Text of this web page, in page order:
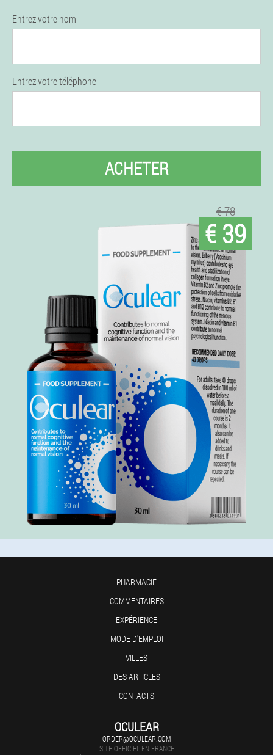
Entrez votre nom
Entrez votre téléphone
ACHETER
€ 78
€ 39
PHARMACIE
COMMENTAIRES
EXPÉRIENCE
MODE D'EMPLOI
VILLES
DES ARTICLES
CONTACTS
OCULEAR
ORDER@OCULEAR.COM
SITE OFFICIEL EN FRANCE